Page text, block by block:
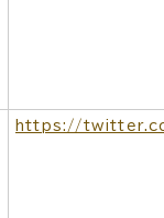
https://